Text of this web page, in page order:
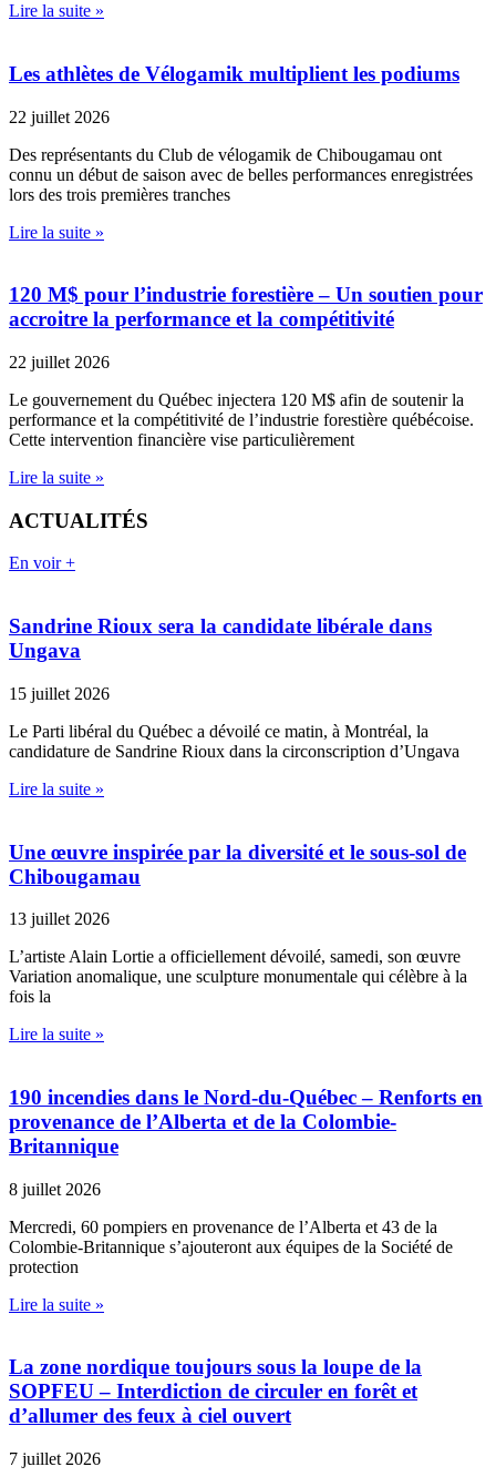
Lire la suite »
Les athlètes de Vélogamik multiplient les podiums
22 juillet 2026
Des représentants du Club de vélogamik de Chibougamau ont
connu un début de saison avec de belles performances enregistrées
lors des trois premières tranches
Lire la suite »
120 M$ pour l’industrie forestière – Un soutien pour
accroitre la performance et la compétitivité
22 juillet 2026
Le gouvernement du Québec injectera 120 M$ afin de soutenir la
performance et la compétitivité de l’industrie forestière québécoise.
Cette intervention financière vise particulièrement
Lire la suite »
ACTUALITÉS
En voir +
Sandrine Rioux sera la candidate libérale dans
Ungava
15 juillet 2026
Le Parti libéral du Québec a dévoilé ce matin, à Montréal, la
candidature de Sandrine Rioux dans la circonscription d’Ungava
Lire la suite »
Une œuvre inspirée par la diversité et le sous-sol de
Chibougamau
13 juillet 2026
L’artiste Alain Lortie a officiellement dévoilé, samedi, son œuvre
Variation anomalique, une sculpture monumentale qui célèbre à la
fois la
Lire la suite »
190 incendies dans le Nord-du-Québec – Renforts en
provenance de l’Alberta et de la Colombie-
Britannique
8 juillet 2026
Mercredi, 60 pompiers en provenance de l’Alberta et 43 de la
Colombie-Britannique s’ajouteront aux équipes de la Société de
protection
Lire la suite »
La zone nordique toujours sous la loupe de la
SOPFEU – Interdiction de circuler en forêt et
d’allumer des feux à ciel ouvert
7 juillet 2026